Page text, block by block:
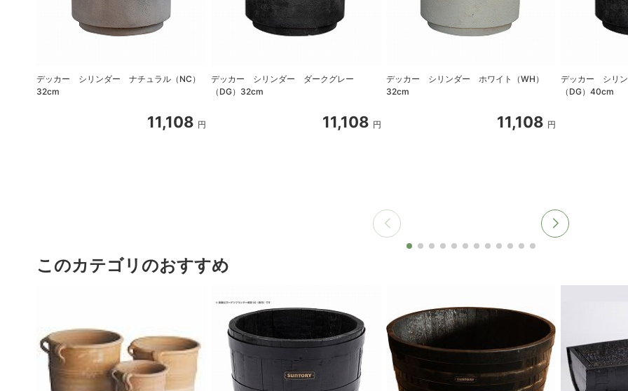
デッカー シリンダー ナチュラル（NC）
32cm
11,108 円
デッカー シリンダー ダークグレー
（DG）32cm
11,108 円
デッカー シリンダー ホワイト（WH）
32cm
11,108 円
デッカー シリ
（DG）40cm
このカテゴリのおすすめ